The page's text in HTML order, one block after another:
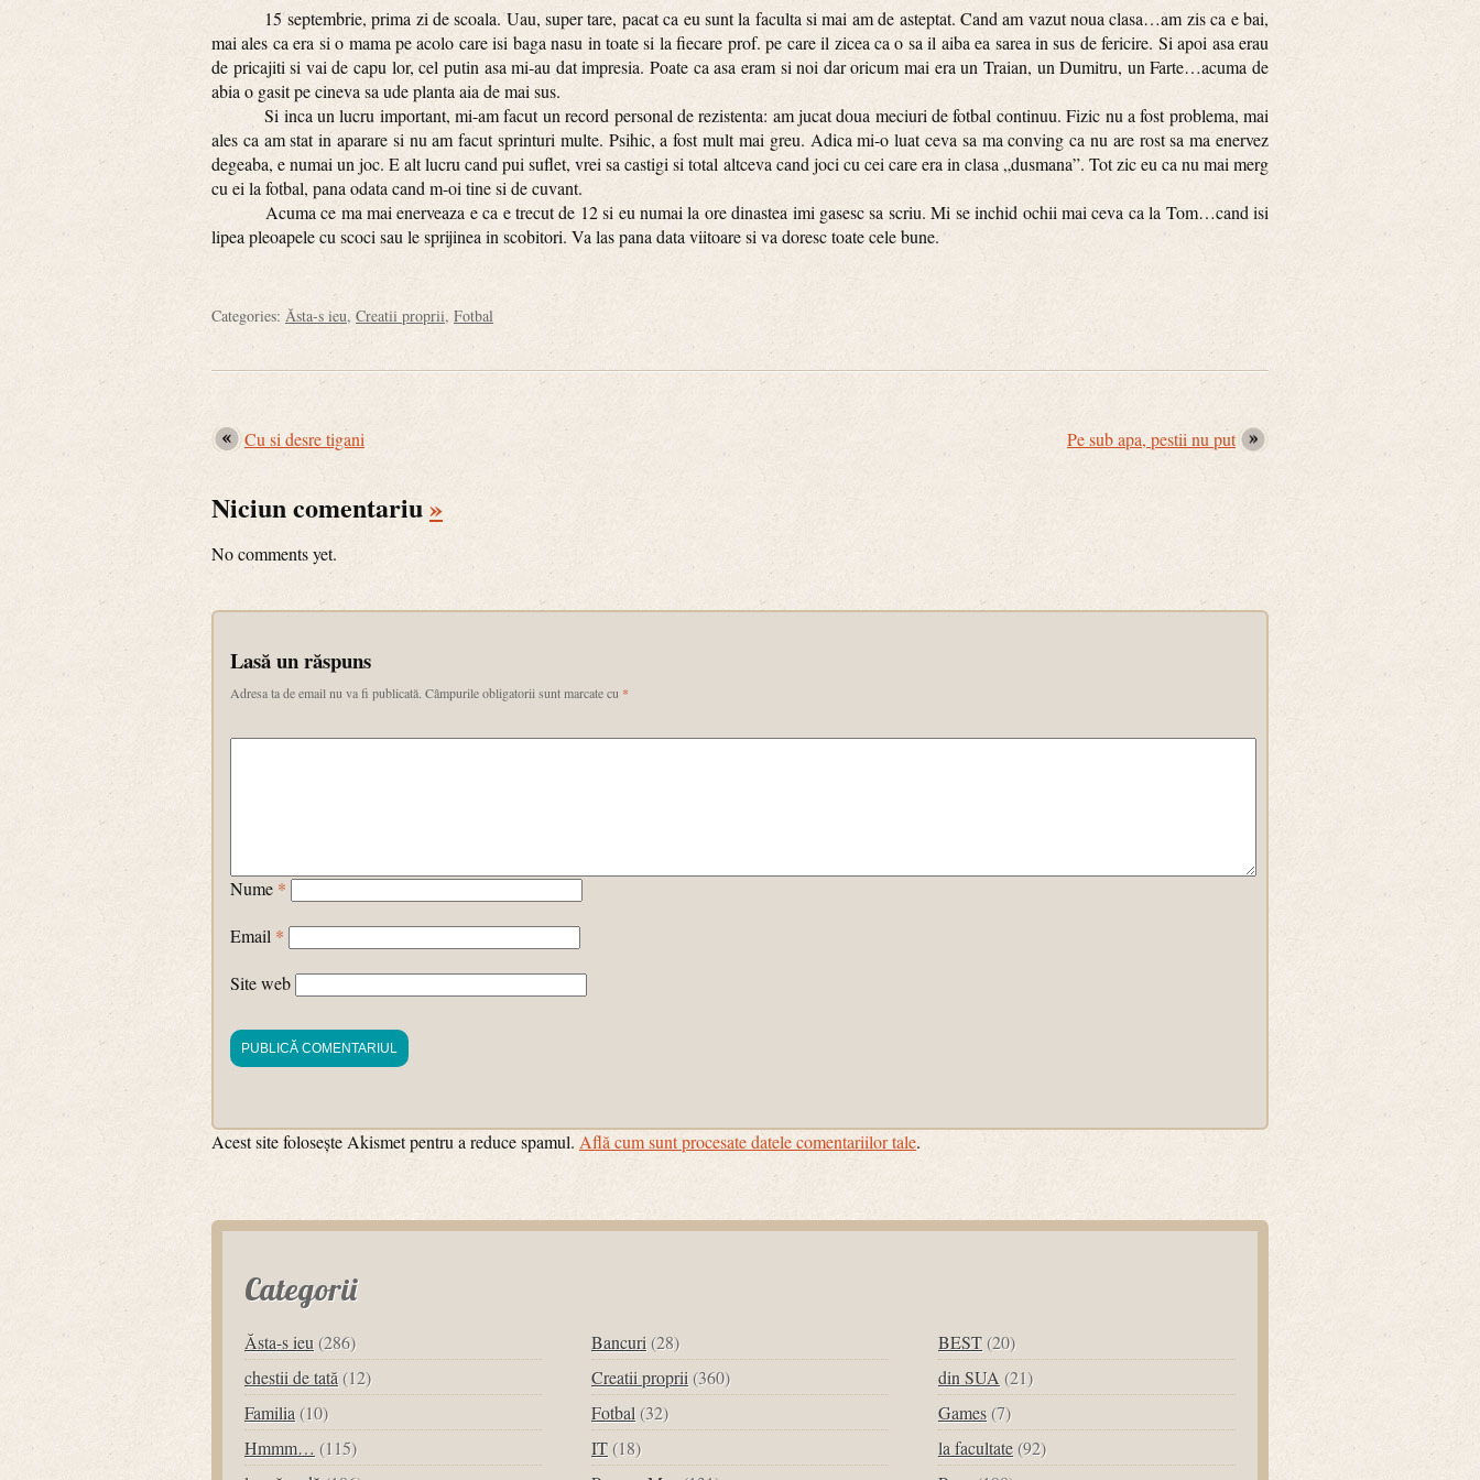
15 septembrie, prima zi de scoala. Uau, super tare, pacat ca eu sunt la faculta si mai am de asteptat. Cand am vazut noua clasa…am zis ca e bai,
mai ales ca era si o mama pe acolo care isi baga nasu in toate si la fiecare prof. pe care il zicea ca o sa il aiba ea sarea in sus de fericire. Si apoi asa erau
de pricajiti si vai de capu lor, cel putin asa mi-au dat impresia. Poate ca asa eram si noi dar oricum mai era un Traian, un Dumitru, un Farte…acuma de
abia o gasit pe cineva sa ude planta aia de mai sus.
Si inca un lucru important, mi-am facut un record personal de rezistenta: am jucat doua meciuri de fotbal continuu. Fizic nu a fost problema, mai
ales ca am stat in aparare si nu am facut sprinturi multe. Psihic, a fost mult mai greu. Adica mi-o luat ceva sa ma conving ca nu are rost sa ma enervez
degeaba, e numai un joc. E alt lucru cand pui suflet, vrei sa castigi si total altceva cand joci cu cei care era in clasa „dusmana”. Tot zic eu ca nu mai merg
cu ei la fotbal, pana odata cand m-oi tine si de cuvant.
Acuma ce ma mai enerveaza e ca e trecut de 12 si eu numai la ore dinastea imi gasesc sa scriu. Mi se inchid ochii mai ceva ca la Tom…cand isi
lipea pleoapele cu scoci sau le sprijinea in scobitori. Va las pana data viitoare si va doresc toate cele bune.
Categories: Ăsta-s ieu, Creatii proprii, Fotbal
Cu si desre tigani Pe sub apa, pestii nu put
Niciun comentariu»
No comments yet.
Lasă un răspuns
Adresa ta de email nu va fi publicată. Câmpurile obligatorii sunt marcate cu *
Nume *
Email *
Site web
Acest site folosește Akismet pentru a reduce spamul. Află cum sunt procesate datele comentariilor tale.
Categorii
Ăsta-s ieu (286) Bancuri (28) BEST (20)
chestii de tată (12) Creatii proprii (360) din SUA (21)
Familia (10) Fotbal (32) Games (7)
Hmmm… (115) IT (18) la facultate (92)